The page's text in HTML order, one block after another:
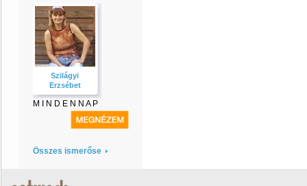
Szilágyi
Erzsébet
M I N D E N N A P
Összes ismerőse